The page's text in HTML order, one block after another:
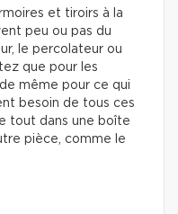
et tiroirs à la
peu ou pas du
le percolateur ou
que pour les
même pour ce qui
besoin de tous ces
tout dans une boîte
pièce, comme le